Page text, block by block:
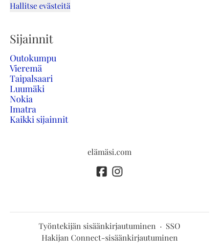
Hallitse evästeitä
Sijainnit
Outokumpu
Vieremä
Taipalsaari
Luumäki
Nokia
Imatra
Kaikki sijainnit
elämäsi.com
Työntekijän sisäänkirjautuminen · SSO
Hakijan Connect-sisäänkirjautuminen